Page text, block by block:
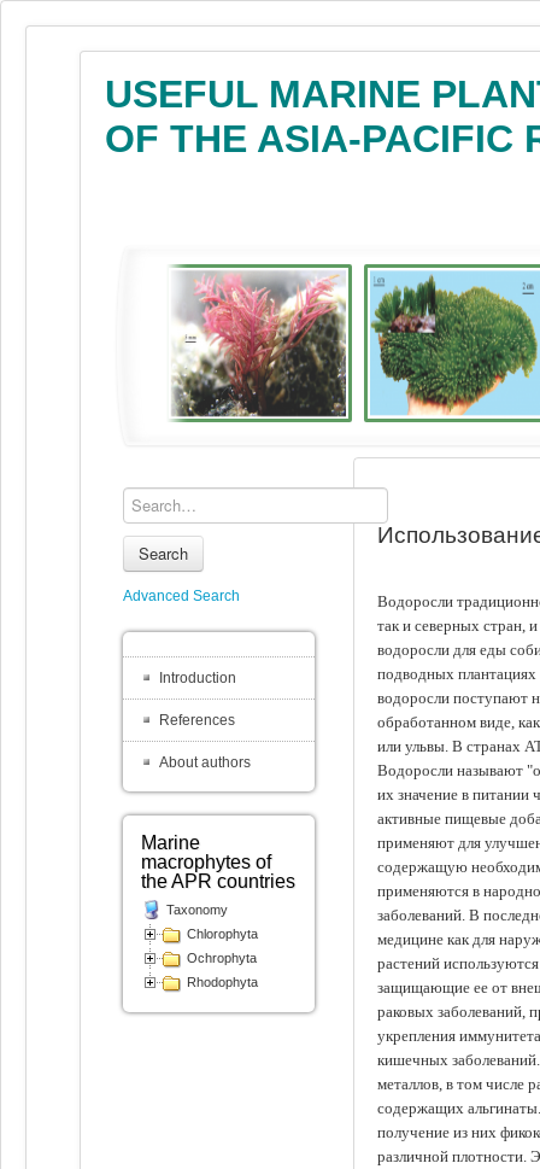
USEFUL MARINE
OF THE ASIA-PACIFIC
Водоросли
так и северных стран,
водоросли для еды
подводных
водоросли поступают
обработанном виде,
или ульвы. В странах
Водоросли называют
их значение в питании
активные пищевые
применяют для
содержащую
применяются в
заболеваний. В
медицине как для
растений
защищающие ее от
раковых заболеваний,
укрепления
кишечных
металлов, в том числе
содержащих
получение из них
различной плотности.
Search
Advanced Search
Introduction
References
About authors
Marine
macrophytes of
the APR countries
Taxonomy
Chlorophyta
Ochrophyta
Rhodophyta